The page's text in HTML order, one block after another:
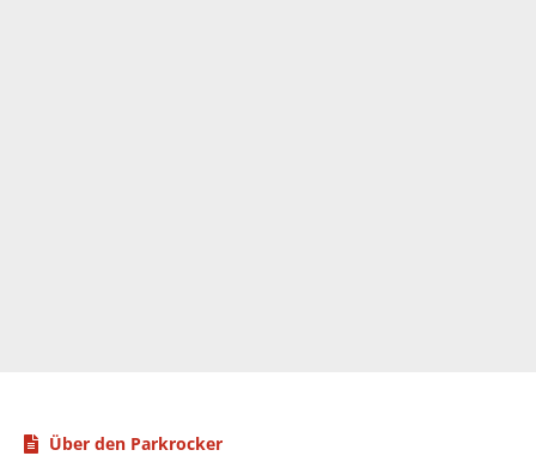
Über den Parkrocker